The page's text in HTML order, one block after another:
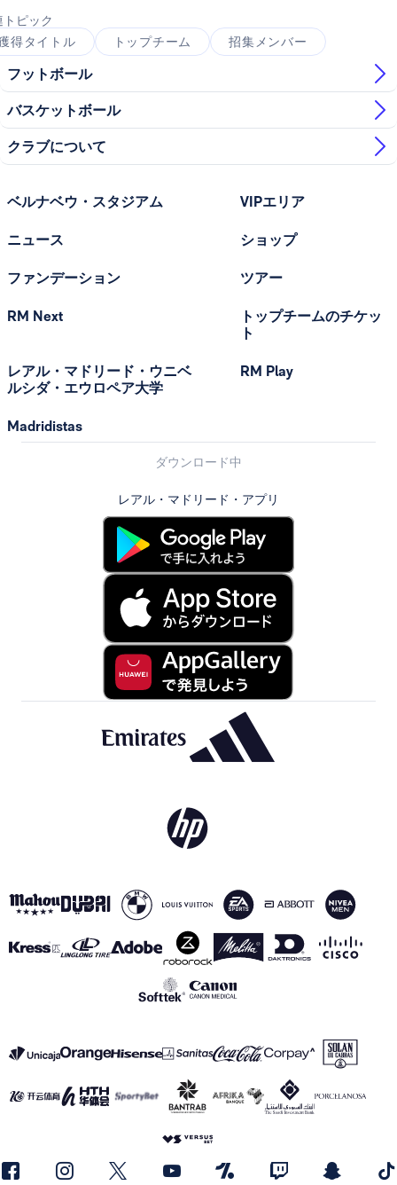
トピック
得タイトル
トップチーム 招集メンバー
フットボール
バスケットボール
クラブについて
ベルナベウ・スタジアム
ニュース
ファンデーション
RM Next
レアル・マドリード・ウニベ
ルシダ・エウロペア大学
Madridistas
VIPエリア
ショップ
ツアー
トップチームのチケッ
ト
RM Play
ダウンロード中
レアル・マドリード・アプリ